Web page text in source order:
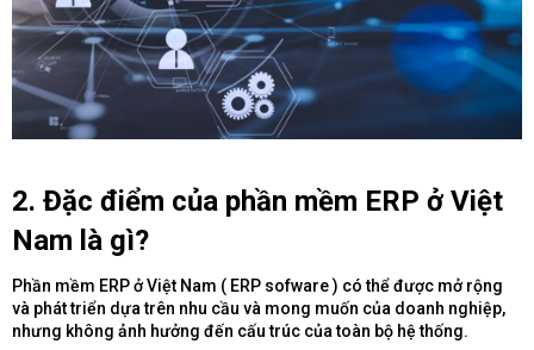
2. Đặc điểm của phần mềm ERP ở Việt
Nam là gì?
Phần mềm ERP ở Việt Nam ( ERP sofware ) có thể được mở rộng
và phát triển dựa trên nhu cầu và mong muốn của doanh nghiệp,
nhưng không ảnh hưởng đến cấu trúc của toàn bộ hệ thống.